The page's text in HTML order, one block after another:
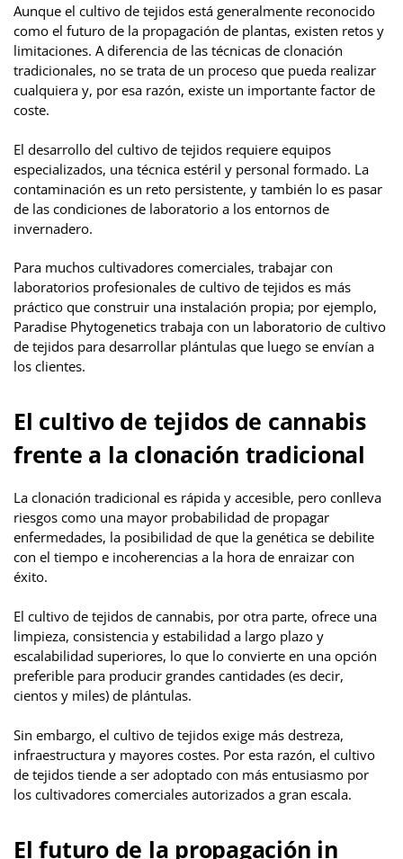
Aunque el cultivo de tejidos está generalmente reconocido
como el futuro de la propagación de plantas, existen retos y
limitaciones. A diferencia de las técnicas de clonación
tradicionales, no se trata de un proceso que pueda realizar
cualquiera y, por esa razón, existe un importante factor de
coste.
El desarrollo del cultivo de tejidos requiere equipos
especializados, una técnica estéril y personal formado. La
contaminación es un reto persistente, y también lo es pasar
de las condiciones de laboratorio a los entornos de
invernadero.
Para muchos cultivadores comerciales, trabajar con
laboratorios profesionales de cultivo de tejidos es más
práctico que construir una instalación propia; por ejemplo,
Paradise Phytogenetics trabaja con un laboratorio de cultivo
de tejidos para desarrollar plántulas que luego se envían a
los clientes.
El cultivo de tejidos de cannabis
frente a la clonación tradicional
La clonación tradicional es rápida y accesible, pero conlleva
riesgos como una mayor probabilidad de propagar
enfermedades, la posibilidad de que la genética se debilite
con el tiempo e incoherencias a la hora de enraizar con
éxito.
El cultivo de tejidos de cannabis, por otra parte, ofrece una
limpieza, consistencia y estabilidad a largo plazo y
escalabilidad superiores, lo que lo convierte en una opción
preferible para producir grandes cantidades (es decir,
cientos y miles) de plántulas.
Sin embargo, el cultivo de tejidos exige más destreza,
infraestructura y mayores costes. Por esta razón, el cultivo
de tejidos tiende a ser adoptado con más entusiasmo por
los cultivadores comerciales autorizados a gran escala.
El futuro de la propagación in